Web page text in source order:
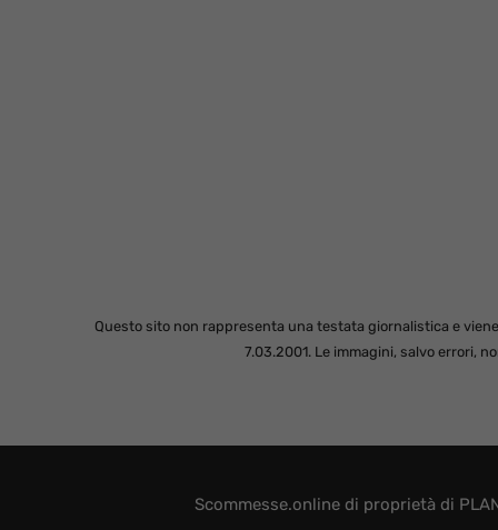
Questo sito non rappresenta una testata giornalistica e
7.03.2001. Le immagini, salvo errori,
Scommesse.online di proprietà di